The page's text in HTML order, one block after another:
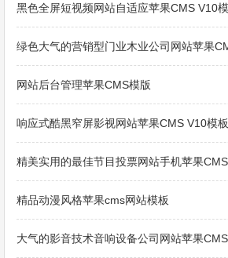
黑色全屏短视频网站自适应苹果CMS V10
绿色大气的营销型门业木业公司网站苹果
网站后台管理苹果CMS模版
响应式酷黑窄屏影视网站苹果CMS V10模板
精美实用的最佳节目投票网站手机苹果
精品动漫风格苹果cms网站模板
大气的影音技术音响设备公司网站苹果